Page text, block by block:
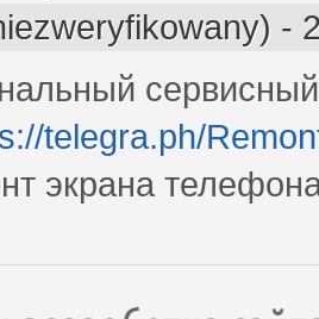
-
telegra.ph/
экрана